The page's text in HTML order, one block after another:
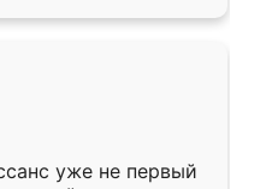
уже не первый